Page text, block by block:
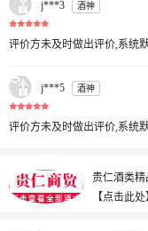
j***3 酒神
评价方未及时做出评价,系统
j***5 酒神
评价方未及时做出评价,系统
贵仁酒类精
【点击此